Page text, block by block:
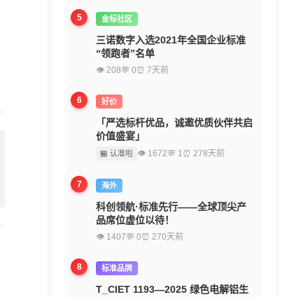
5 金标社区
三诺数字入选2021年全国企业标准
“领跑者”名单
👁 208💬 0⏰ 7天前
6 好价
「严选标杆优品，诚邀优质伙伴共启
价值盛宴」
🏪 认准啦 👁 1672💬 1⏰ 278天前
7 海外
科创领航·标准先行——全球顶尖产
品席位虚位以待！
👁 1407💬 0⏰ 270天前
8 标准品牌
T_CIET 1193—2025 绿色电解铝生